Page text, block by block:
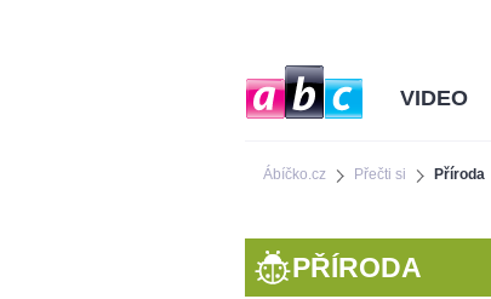
Ábíčko.cz Přečti si Příroda
VIDEO
PŘÍRODA